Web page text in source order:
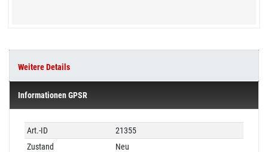
Weitere Details
Informationen GPSR
Technisches
Merkmal
Wert
Art.-ID
21355
Zustand
Neu